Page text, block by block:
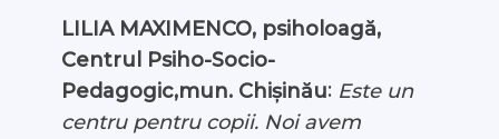
LILIA MAXIMENCO, psiholoagă,
Centrul Psiho-Socio-
Pedagogic,mun. Chișinău: Este un
centru pentru copii. Noi avem